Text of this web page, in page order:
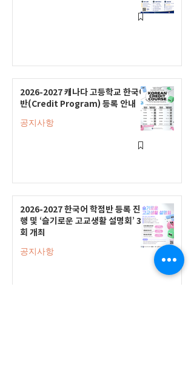
2026-2027 캐나다 고등학교 한국어
반(Credit Program) 등록 안내
공지사항
2026-2027 한국어 학점반 등록 진
행 및 ‘슬기로운 고교생활 설명회’ 3
회 개최
공지사항